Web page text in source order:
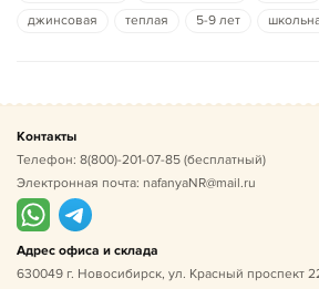
джинсовая
теплая 5-9 лет
Контакты
Телефон: 8(800)-201-07-85 (бесплатный)
Электронная почта: nafanyaNR@mail.ru
Адрес офиса и склада
630049 г. Новосибирск, ул. Красный проспект